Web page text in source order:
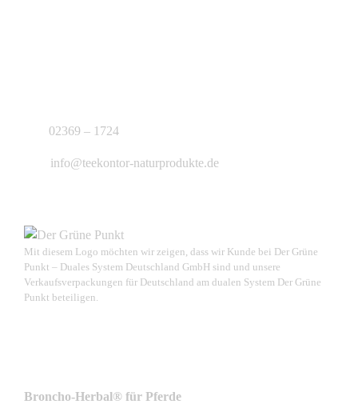
02369 – 1724
info@teekontor-naturprodukte.de
Mit diesem Logo möchten wir zeigen, dass wir Kunde bei Der Grüne
Punkt – Duales System Deutschland GmbH sind und unsere
Verkaufsverpackungen für Deutschland am dualen System Der Grüne
Punkt beteiligen.
Broncho-Herbal® für Pferde